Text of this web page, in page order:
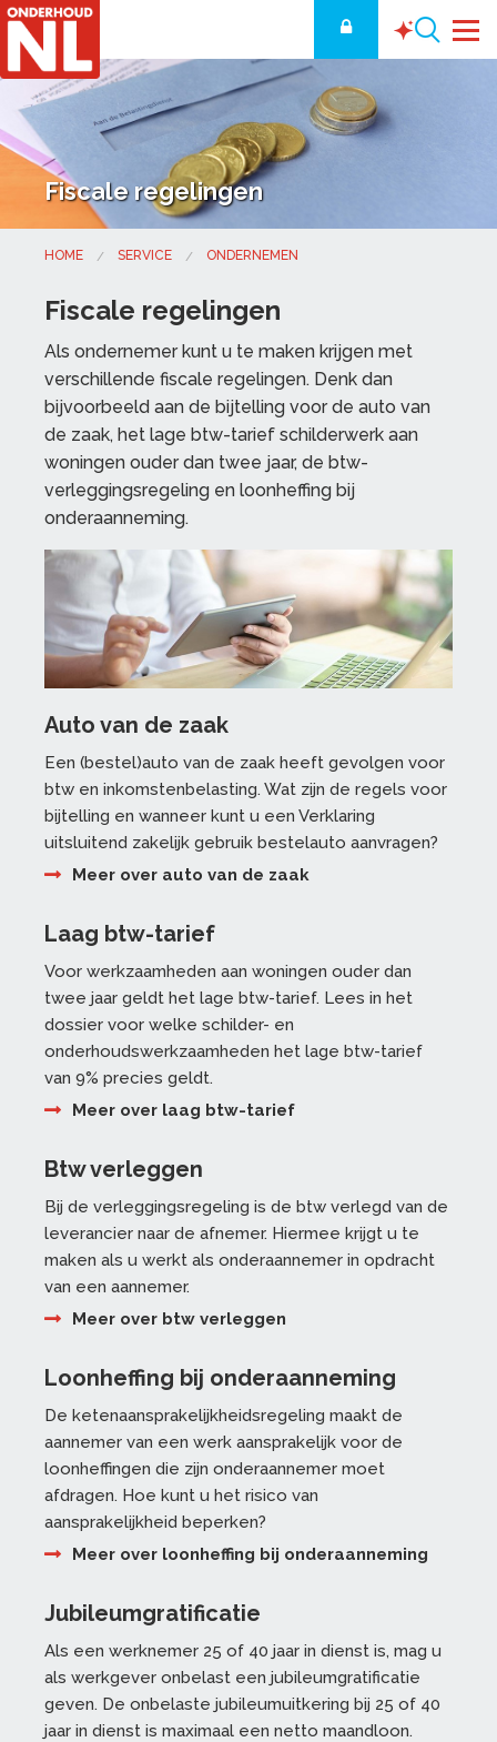
Fiscale regelingen
HOME SERVICE ONDERNEMEN
Fiscale regelingen
Als ondernemer kunt u te maken krijgen met
verschillende fiscale regelingen. Denk dan
bijvoorbeeld aan de bijtelling voor de auto van
de zaak, het lage btw-tarief schilderwerk aan
woningen ouder dan twee jaar, de btw-
verleggingsregeling en loonheffing bij
onderaanneming.
Auto van de zaak
Een (bestel)auto van de zaak heeft gevolgen voor
btw en inkomstenbelasting. Wat zijn de regels voor
bijtelling en wanneer kunt u een Verklaring
uitsluitend zakelijk gebruik bestelauto aanvragen?
Meer over auto van de zaak
Laag btw-tarief
Voor werkzaamheden aan woningen ouder dan
twee jaar geldt het lage btw-tarief. Lees in het
dossier voor welke schilder- en
onderhoudswerkzaamheden het lage btw-tarief
van 9% precies geldt.
Meer over laag btw-tarief
Btw verleggen
Bij de verleggingsregeling is de btw verlegd van de
leverancier naar de afnemer. Hiermee krijgt u te
maken als u werkt als onderaannemer in opdracht
van een aannemer.
Meer over btw verleggen
Loonheffing bij onderaanneming
De ketenaansprakelijkheidsregeling maakt de
aannemer van een werk aansprakelijk voor de
loonheffingen die zijn onderaannemer moet
afdragen. Hoe kunt u het risico van
aansprakelijkheid beperken?
Meer over loonheffing bij onderaanneming
Jubileumgratificatie
Als een werknemer 25 of 40 jaar in dienst is, mag u
als werkgever onbelast een jubileumgratificatie
geven. De onbelaste jubileumuitkering bij 25 of 40
jaar in dienst is maximaal een netto maandloon.